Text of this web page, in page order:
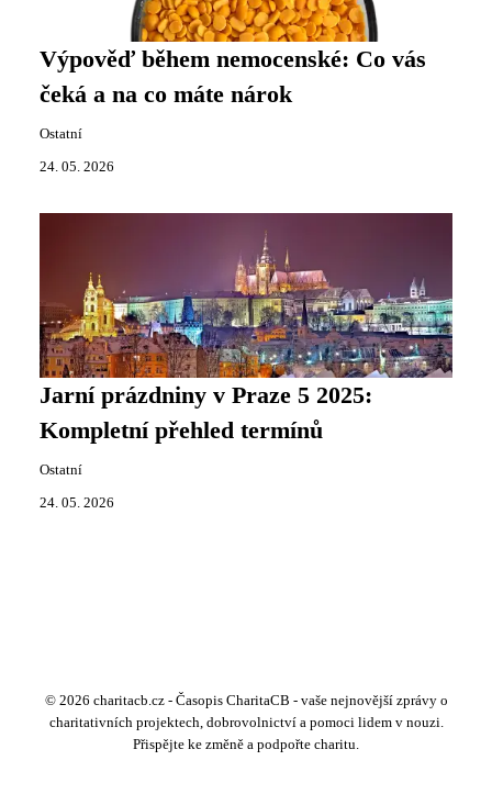
Výpověď během nemocenské: Co vás
čeká a na co máte nárok
Ostatní
24. 05. 2026
Jarní prázdniny v Praze 5 2025:
Kompletní přehled termínů
Ostatní
24. 05. 2026
© 2026 charitacb.cz - Časopis CharitaCB - vaše nejnovější zprávy o
charitativních projektech, dobrovolnictví a pomoci lidem v nouzi.
Přispějte ke změně a podpořte charitu.